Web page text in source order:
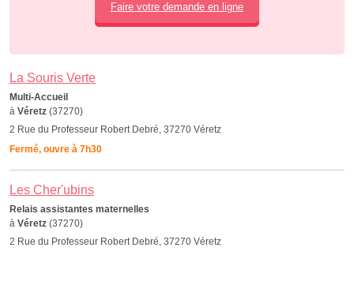
Faire votre demande en ligne
La Souris Verte
Multi-Accueil
à Véretz (37270)
2 Rue du Professeur Robert Debré, 37270 Véretz
Fermé, ouvre à 7h30
Les Cher'ubins
Relais assistantes maternelles
à Véretz (37270)
2 Rue du Professeur Robert Debré, 37270 Véretz